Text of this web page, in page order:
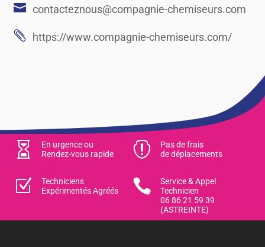
 contacteznous@compagnie-chemiseurs.com
 https://www.compagnie-chemiseurs.com/

En urgence ou
Rendez-vous rapide

Pas de frais
de déplacements
Z
Techniciens
Expérimentés Agréés

Service & Appel
Technicien
06 86 21 59 39
(ASTREINTE)